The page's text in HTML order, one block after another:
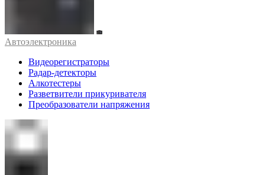
Автоэлектроника
Видеорегистраторы
Радар-детекторы
Алкотестеры
Разветвители прикуривателя
Преобразователи напряжения